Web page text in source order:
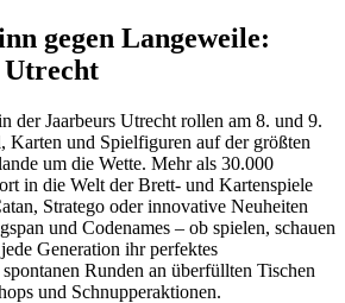
gegen Langeweile:
Utrecht
der Jaarbeurs Utrecht rollen am 8. und 9.
Karten und Spielfiguren auf der größten
um die Wette. Mehr als 30.000
in die Welt der Brett- und Kartenspiele
Stratego oder innovative Neuheiten
und Codenames – ob spielen, schauen
Generation ihr perfektes
Runden an überfüllten Tischen
und Schnupperaktionen.